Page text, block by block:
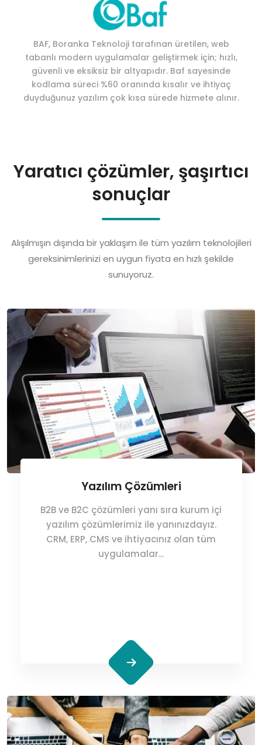
BAF, Boranka Teknoloji tarafınan üretilen, web
tabanlı modern uygulamalar geliştirmek için; hızlı,
güvenli ve eksiksiz bir altyapıdır. Baf sayesinde
kodlama süreci %60 oranında kısalır ve ihtiyaç
duyduğunuz yazılım çok kısa sürede hizmete alınır.
Yaratıcı çözümler, şaşırtıcı
sonuçlar
Alışılmışın dışında bir yaklaşım ile tüm yazılım teknolojileri
gereksinimlerinizi en uygun fiyata en hızlı şekilde
sunuyoruz.
Yazılım Çözümleri
B2B ve B2C çözümleri yanı sıra kurum içi
yazılım çözümlerimiz ile yanınızdayız.
CRM, ERP, CMS ve ihtiyacınız olan tüm
uygulamalar...